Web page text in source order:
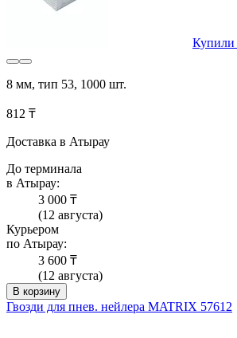
Купили
8 мм, тип 53, 1000 шт.
812 ₸
Доставка в Атырау
До терминала
в Атырау:
3 000 ₸
(12 августа)
Курьером
по Атырау:
3 600 ₸
(12 августа)
В корзину
Гвозди для пнев. нейлера MATRIX 57612